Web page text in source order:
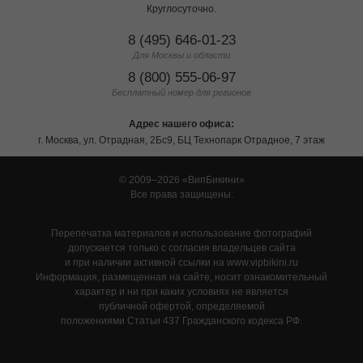
Круглосуточно.
8 (495) 646-01-23
Для Москвы и области
8 (800) 555-06-97
Бесплатный номер для регионов
Адрес нашего офиса:
г. Москва, ул. Отрадная, 2Бс9, БЦ Технопарк Отрадное, 7 этаж
© 2009–2026
ВипБикини
Все права защищены.
Перепечатка материалов и использование фотографий
допускается только с согласия владельцев сайта
и при наличии активной ссылки на www.vipbikini.ru
Информация, размещенная на сайте, носит ознакомительный
характер и ни при каких условиях не является
публичной офертой, определяемой
положениями Статьи 437 Гражданского кодекса РФ.